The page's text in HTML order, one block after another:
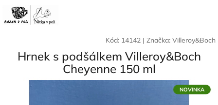
obsah
Kód: 14142 | Značka: Villeroy&Boch
Hrnek s podšálkem Villeroy&Boch
Cheyenne 150 ml
NOVINKA